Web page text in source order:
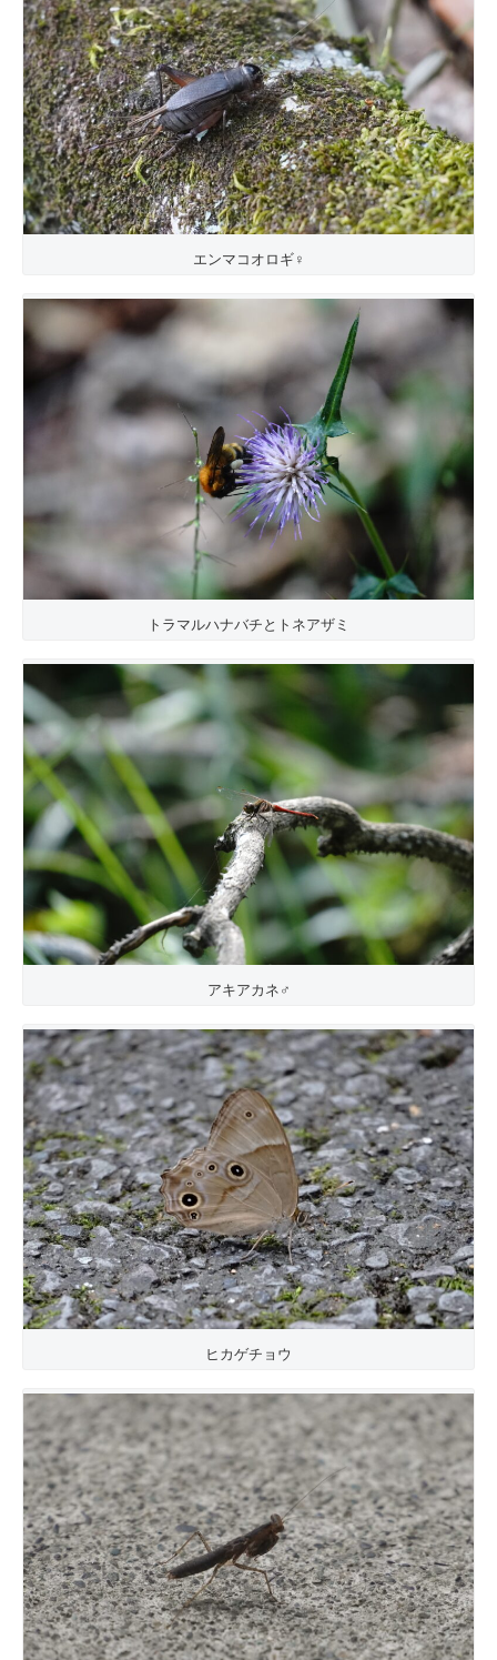
エンマコオロギ♀
トラマルハナバチとトネアザミ
アキアカネ♂
ヒカゲチョウ